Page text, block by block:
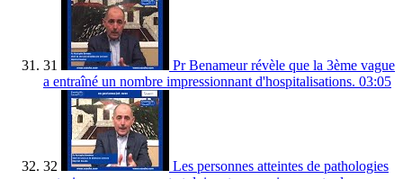
31
Pr Benameur révèle que la 3ème vague
a entraîné un nombre impressionnant d'hospitalisations. 03:05
32
Les personnes atteintes de pathologies